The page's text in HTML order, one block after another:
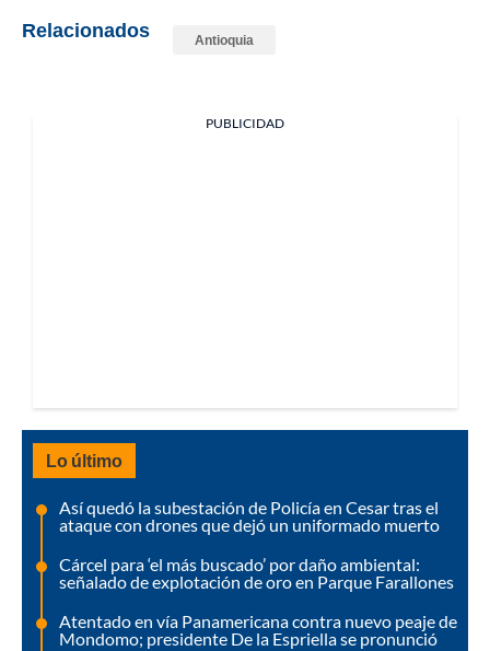
Relacionados Antioquia
PUBLICIDAD
Lo último
Así quedó la subestación de Policía en Cesar tras el
ataque con drones que dejó un uniformado muerto
Cárcel para ‘el más buscado’ por daño ambiental:
señalado de explotación de oro en Parque Farallones
Atentado en vía Panamericana contra nuevo peaje de
Mondomo; presidente De la Espriella se pronunció